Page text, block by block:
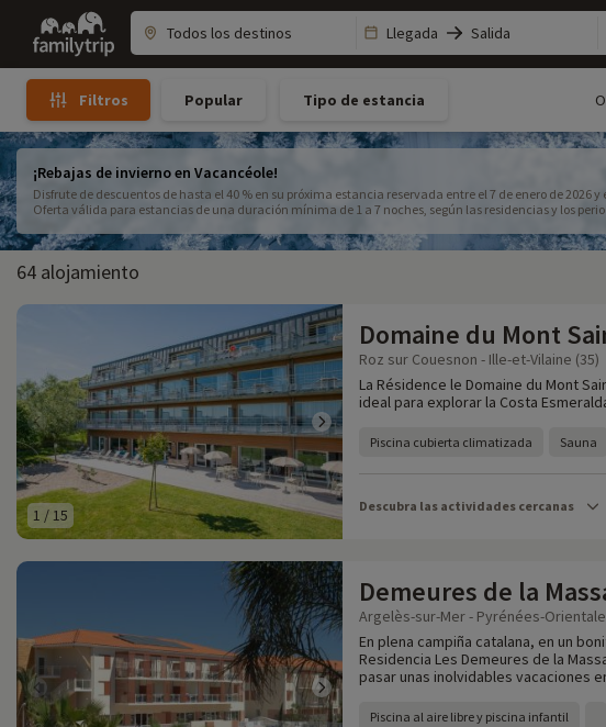
Family
trip
Llegada Salida
Filtros Popular Tipo de estancia
¡Rebajas de invierno en Vacancéole!
Disfrute de descuentos de hasta el 40 % en su próxima estancia reservada entre el 7 de enero de 2026 y
Oferta válida para estancias de una duración mínima de 1 a 7 noches, según las residencias y los
64 alojamiento
1 /15
Domaine du Mont
Roz sur Couesnon - Ille-et-Vilaine (35)
La Résidence le Domaine du Mont
ideal para explorar la Costa
Piscina cubierta climatizada Sauna
Descubra las actividades cercanas
Demeures de la
Argelès-sur-Mer - Pyrénées-
En plena campiña catalana, en un
Residencia Les Demeures de la
pasar unas inolvidables vacaciones
Piscina al aire libre y piscina infantil